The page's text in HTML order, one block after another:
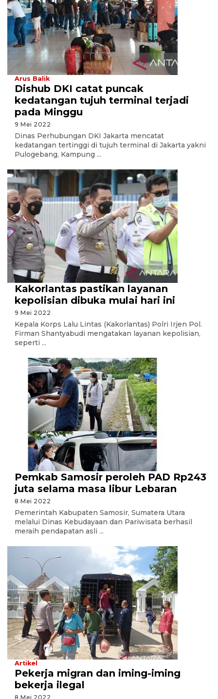
Arus Balik
Dishub DKI catat puncak
kedatangan tujuh terminal terjadi
pada Minggu
9 Mei 2022
Dinas Perhubungan DKI Jakarta mencatat
kedatangan tertinggi di tujuh terminal di Jakarta yakni
Pulogebang, Kampung ...
Kakorlantas pastikan layanan
kepolisian dibuka mulai hari ini
9 Mei 2022
Kepala Korps Lalu Lintas (Kakorlantas) Polri Irjen Pol.
Firman Shantyabudi mengatakan layanan kepolisian,
seperti ...
Pemkab Samosir peroleh PAD Rp243
juta selama masa libur Lebaran
8 Mei 2022
Pemerintah Kabupaten Samosir, Sumatera Utara
melalui Dinas Kebudayaan dan Pariwisata berhasil
meraih pendapatan asli ...
Artikel
Pekerja migran dan iming-iming
bekerja ilegal
8 Mei 2022